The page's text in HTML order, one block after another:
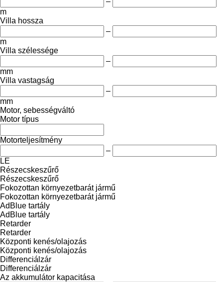
m
Villa hossza
–
m
Villa szélessége
–
mm
Villa vastagság
–
mm
Motor, sebességváltó
Motor típus
Motorteljesítmény
–
LE
Részecskeszűrő
Részecskeszűrő
Fokozottan környezetbarát jármű
Fokozottan környezetbarát jármű
AdBlue tartály
AdBlue tartály
Retarder
Retarder
Központi kenés/olajozás
Központi kenés/olajozás
Differenciálzár
Differenciálzár
Az akkumulátor kapacitása